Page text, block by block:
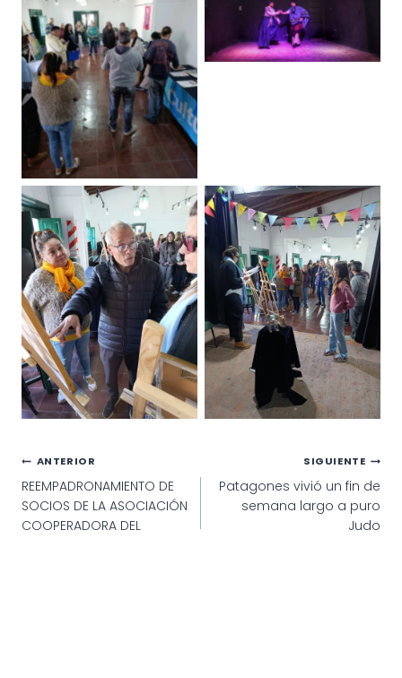
Navegación
de
entradas
ANTERIOR
REEMPADRONAMIENTO DE
SOCIOS DE LA ASOCIACIÓN
COOPERADORA DEL
SIGUIENTE
Patagones vivió un fin de
semana largo a puro
Judo